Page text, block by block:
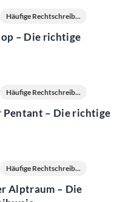
Häufige Rechtschreib...
– Die richtige
Häufige Rechtschreib...
Pentant – Die richtige
Häufige Rechtschreib...
Alptraum – Die